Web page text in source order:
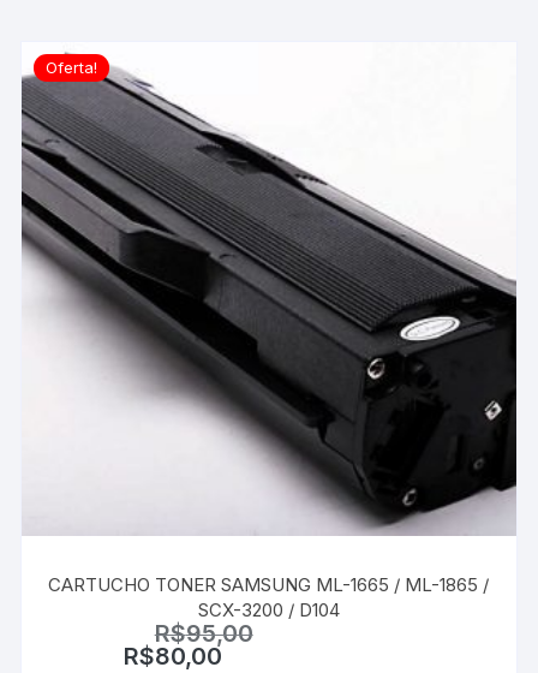
Oferta!
CARTUCHO TONER SAMSUNG ML-1665 / ML-1865 /
SCX-3200 / D104
R$95,00
R$80,00